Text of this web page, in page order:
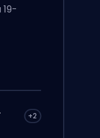
+2